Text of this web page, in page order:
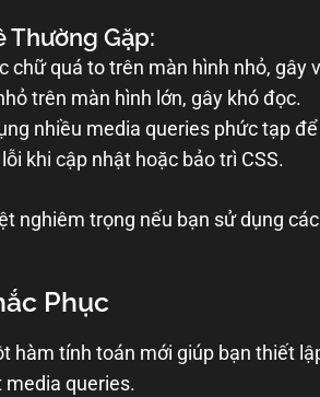
Thường Gặp:
chữ quá to trên màn hình nhỏ, gây
trên màn hình lớn, gây khó đọc.
nhiều media queries phức tạp
khi cập nhật hoặc bảo trì CSS.
nghiêm trọng nếu bạn sử dụng
Phục
hàm tính toán mới giúp bạn thiết
media queries.